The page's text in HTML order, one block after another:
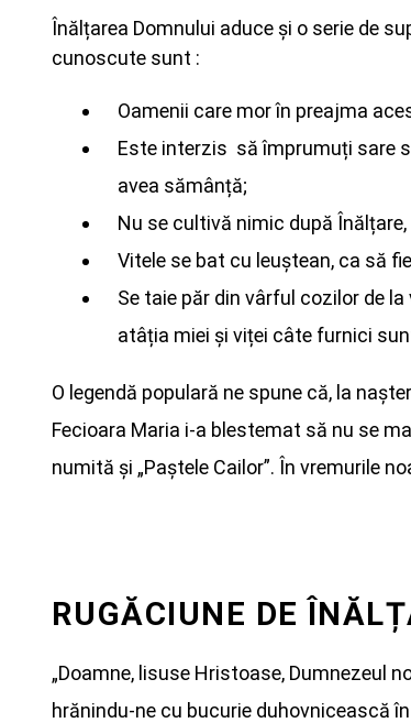
Înălțarea Domnului aduce și o serie de
cunoscute sunt :
Oamenii care mor în preajma
Este interzis să împrumuți sare
avea sămânță;
Nu se cultivă nimic după
Vitele se bat cu leuștean, ca să
Se taie păr din vârful cozilor de
atâția miei și viței câte furnici
O legendă populară ne spune că, la
Fecioara Maria i-a blestemat să nu se
numită și „Paștele Cailor”. În vremurile
RUGĂCIUNE DE
„Doamne, lisuse Hristoase, Dumnezeul
hrănindu-ne cu bucurie duhovnicească